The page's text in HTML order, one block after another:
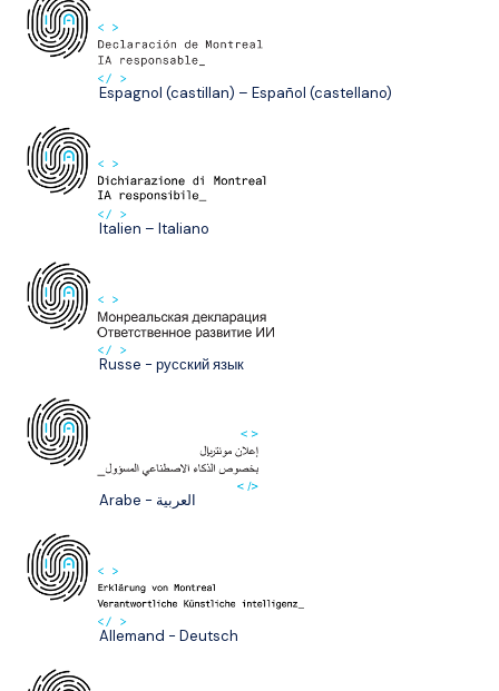
Espagnol (castillan) – Español (castellano)
Italien – Italiano
Russe - русский язык
Arabe - العربية
Allemand - Deutsch